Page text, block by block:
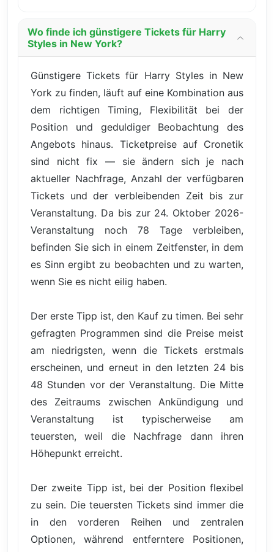
Wo finde ich günstigere Tickets für Harry
Styles in New York?
Günstigere Tickets für Harry Styles in New
York zu finden, läuft auf eine Kombination aus
dem richtigen Timing, Flexibilität bei der
Position und geduldiger Beobachtung des
Angebots hinaus. Ticketpreise auf Cronetik
sind nicht fix — sie ändern sich je nach
aktueller Nachfrage, Anzahl der verfügbaren
Tickets und der verbleibenden Zeit bis zur
Veranstaltung. Da bis zur 24. Oktober 2026-
Veranstaltung noch 78 Tage verbleiben,
befinden Sie sich in einem Zeitfenster, in dem
es Sinn ergibt zu beobachten und zu warten,
wenn Sie es nicht eilig haben.
Der erste Tipp ist, den Kauf zu timen. Bei sehr
gefragten Programmen sind die Preise meist
am niedrigsten, wenn die Tickets erstmals
erscheinen, und erneut in den letzten 24 bis
48 Stunden vor der Veranstaltung. Die Mitte
des Zeitraums zwischen Ankündigung und
Veranstaltung ist typischerweise am
teuersten, weil die Nachfrage dann ihren
Höhepunkt erreicht.
Der zweite Tipp ist, bei der Position flexibel
zu sein. Die teuersten Tickets sind immer die
in den vorderen Reihen und zentralen
Optionen, während entferntere Positionen,